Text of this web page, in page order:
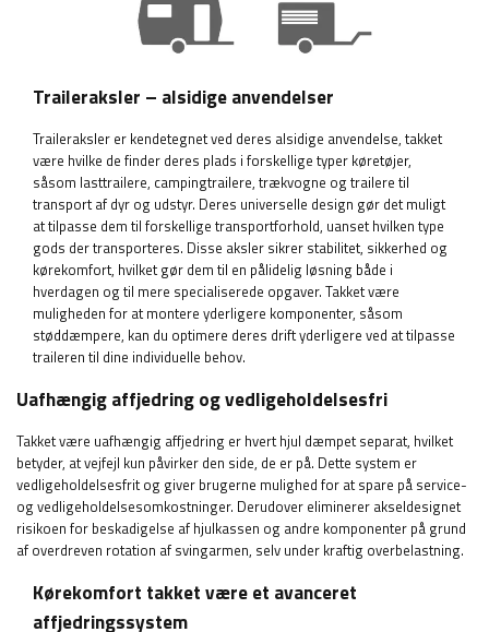
Traileraksler – alsidige anvendelser
Traileraksler er kendetegnet ved deres alsidige anvendelse, takket
være hvilke de finder deres plads i forskellige typer køretøjer,
såsom lasttrailere, campingtrailere, trækvogne og trailere til
transport af dyr og udstyr. Deres universelle design gør det muligt
at tilpasse dem til forskellige transportforhold, uanset hvilken type
gods der transporteres. Disse aksler sikrer stabilitet, sikkerhed og
kørekomfort, hvilket gør dem til en pålidelig løsning både i
hverdagen og til mere specialiserede opgaver. Takket være
muligheden for at montere yderligere komponenter, såsom
støddæmpere, kan du optimere deres drift yderligere ved at tilpasse
traileren til dine individuelle behov.
Uafhængig affjedring og vedligeholdelsesfri
Takket være uafhængig affjedring er hvert hjul dæmpet separat, hvilket
betyder, at vejfejl kun påvirker den side, de er på. Dette system er
vedligeholdelsesfrit og giver brugerne mulighed for at spare på service-
og vedligeholdelsesomkostninger. Derudover eliminerer akseldesignet
risikoen for beskadigelse af hjulkassen og andre komponenter på grund
af overdreven rotation af svingarmen, selv under kraftig overbelastning.
Kørekomfort takket være et avanceret
affjedringssystem